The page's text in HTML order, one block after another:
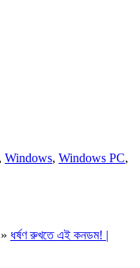
, Windows, Windows PC,
» ধর্ষণ রুখতে এই কনডম! |